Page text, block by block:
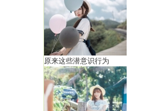
原来这些潜意识行为